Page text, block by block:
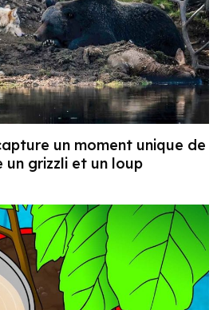
un moment unique de
grizzli et un loup